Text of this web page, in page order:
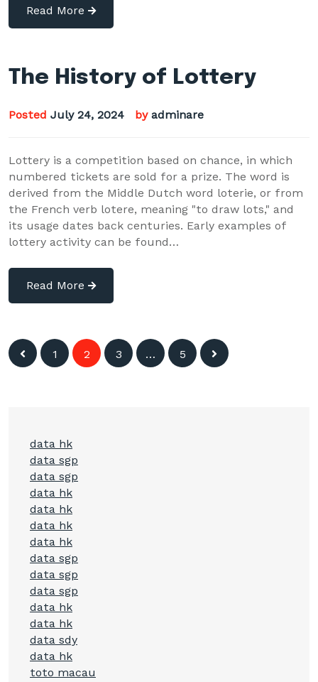
Read More
The History of Lottery
Posted July 24, 2024 by adminare
Lottery is a competition based on chance, in which
numbered tickets are sold for a prize. The word is
derived from the Middle Dutch word loterie, or from
the French verb lotere, meaning "to draw lots," and
its usage dates back centuries. Early examples of
lottery activity can be found…
Read More
Posts
1 2 3 … 5
data hk
data sgp
data sgp
data hk
data hk
data hk
data hk
data sgp
data sgp
data sgp
data hk
data hk
data sdy
data hk
toto macau